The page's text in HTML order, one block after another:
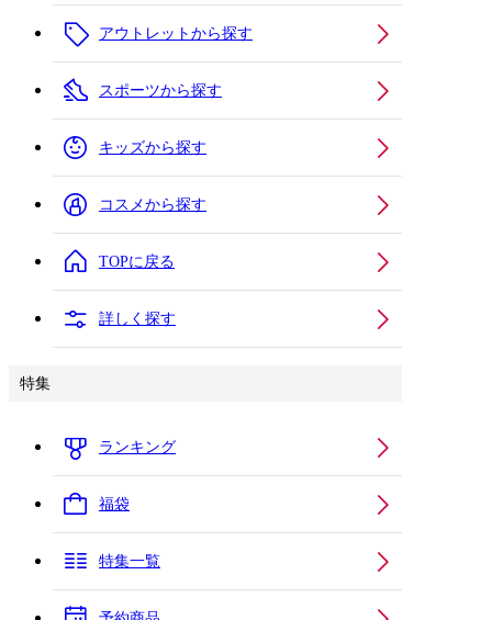
アウトレットから探す
スポーツから探す
キッズから探す
コスメから探す
TOPに戻る
詳しく探す
特集
ランキング
福袋
特集一覧